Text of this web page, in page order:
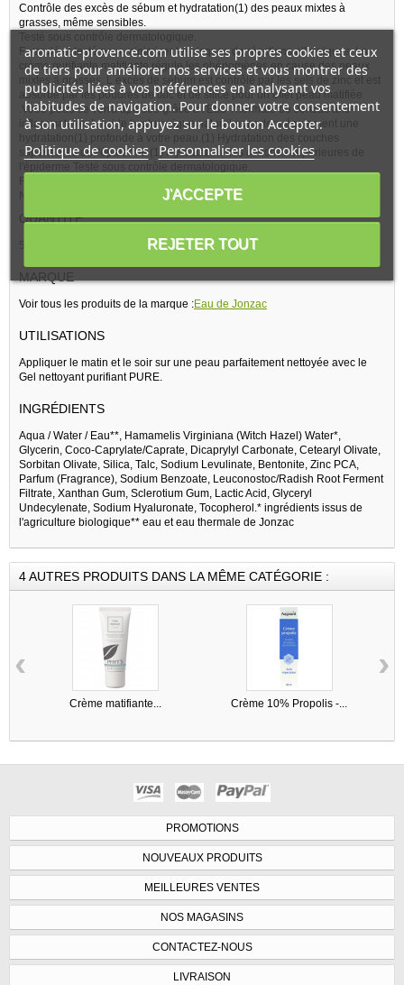
Contrôle des excès de sébum et hydratation(1) des peaux mixtes à
grasses, même sensibles.
Testé sous contrôle dermatologique.
Formulé et testé pour minimiser les risques de réactions allergiques. La
crème purifiante matifiante régule les phénomènes en cause des peaux
mixtes à grasses. L excès de sébum est contrôlé par les sels de zinc et est
absorbé par les poudres de talc et de silice pour un effet peau matifiée
.Votre peau se verra apaisée grâce à l'Eau Thermale de Jonzac anti-
inflammatoire. L acide hyaluronique naturel apportera également une
hydratation(1) profonde à votre peau.(1) Hydratation des couches
supérieures de l'épiderme (1) Hydratation des couches supérieures de
l'épiderme Testé sous contrôle dermatologique.
Formulée et testée pour minimiser les risques de réactions allergiques.
Non comédogène.
QUANTITÉ
50 ml
MARQUE
Voir tous les produits de la marque :Eau de Jonzac
UTILISATIONS
Appliquer le matin et le soir sur une peau parfaitement nettoyée avec le
Gel nettoyant purifiant PURE.
INGRÉDIENTS
Aqua / Water / Eau**, Hamamelis Virginiana (Witch Hazel) Water*,
Glycerin, Coco-Caprylate/Caprate, Dicaprylyl Carbonate, Cetearyl Olivate,
Sorbitan Olivate, Silica, Talc, Sodium Levulinate, Bentonite, Zinc PCA,
Parfum (Fragrance), Sodium Benzoate, Leuconostoc/Radish Root Ferment
Filtrate, Xanthan Gum, Sclerotium Gum, Lactic Acid, Glyceryl
Undecylenate, Sodium Hyaluronate, Tocopherol.* ingrédients issus de
l'agriculture biologique** eau et eau thermale de Jonzac
4 AUTRES PRODUITS DANS LA MÊME CATÉGORIE :
Crème matifiante... Crème 10% Propolis -...
‹ ›
PROMOTIONS
NOUVEAUX PRODUITS
MEILLEURES VENTES
NOS MAGASINS
CONTACTEZ-NOUS
LIVRAISON
aromatic-provence.com utilise ses propres cookies et ceux
de tiers pour améliorer nos services et vous montrer des
publicités liées à vos préférences en analysant vos
habitudes de navigation. Pour donner votre consentement
à son utilisation, appuyez sur le bouton Accepter.
Politique de cookies Personnaliser les cookies
REJETER TOUT
J'ACCEPTE